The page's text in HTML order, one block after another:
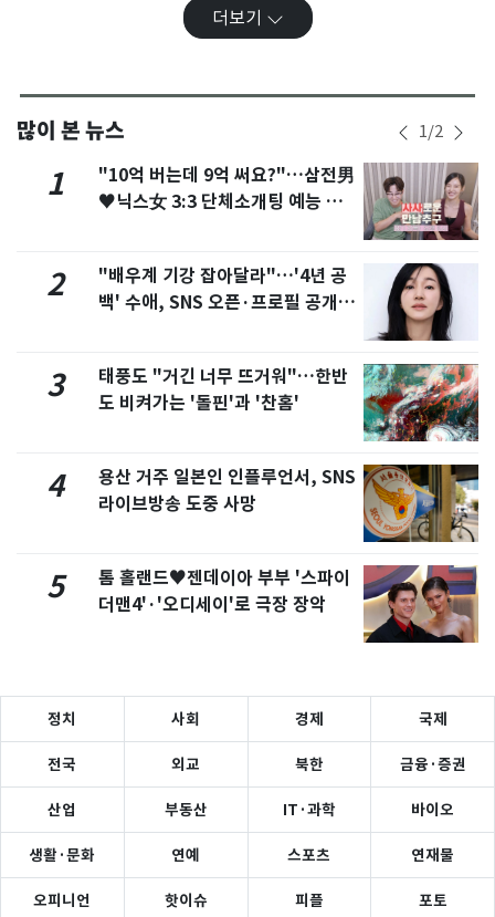
더보기
많이 본 뉴스 1/2
1
"10억 버는데 9억 써요?"…삼전男
♥닉스女 3:3 단체소개팅 예능 화
2
"배우계 기강 잡아달라"…'4년 공
백' 수애, SNS 오픈·프로필 공개
3
태풍도 "거긴 너무 뜨거워"…한반
도 비켜가는 '돌핀'과 '찬홈'
4
용산 거주 일본인 인플루언서, SNS
라이브방송 도중 사망
5
톰 홀랜드♥젠데이아 부부 '스파이
더맨4'·'오디세이'로 극장 장악
정치 사회 경제 국제
전국 외교 북한 금융·증권
산업 부동산 IT·과학 바이오
생활·문화 연예 스포츠 연재물
오피니언 핫이슈 피플 포토